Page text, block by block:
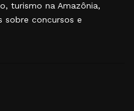
turismo na Amazônia,
sobre concursos e